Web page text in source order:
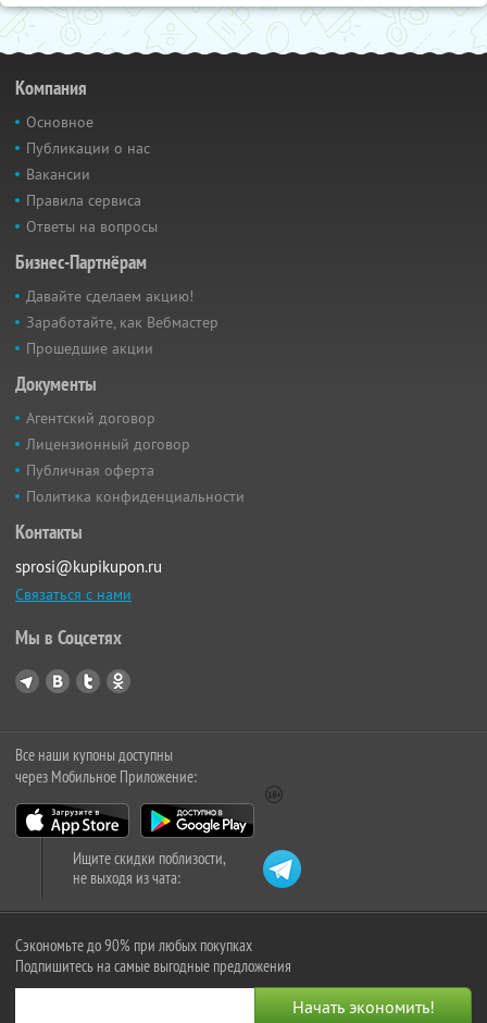
Компания
Основное
Публикации о нас
Вакансии
Правила сервиса
Ответы на вопросы
Бизнес-Партнёрам
Давайте сделаем акцию!
Заработайте, как Вебмастер
Прошедшие акции
Документы
Агентский договор
Лицензионный договор
Публичная оферта
Политика конфиденциальности
Контакты
sprosi@kupikupon.ru
Связаться с нами
Мы в Соцсетях
Все наши купоны доступны
через Мобильное Приложение:
Ищите скидки поблизости,
не выходя из чата:
Сэкономьте до 90% при любых покупках
Подпишитесь на самые выгодные предложения